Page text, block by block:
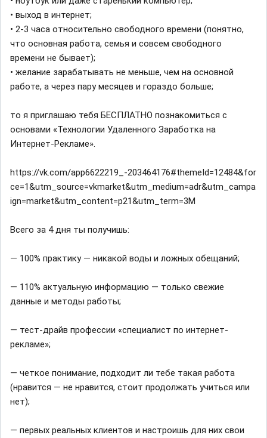
• выход в интернет;
• 2-3 часа относительно свободного времени (понятно,
что основная работа, семья и совсем свободного
времени не бывает);
• желание зарабатывать не меньше, чем на основной
работе, а через пару месяцев и гораздо больше;
то я приглашаю тебя БЕСПЛАТНО познакомиться с
основами «Технологии Удаленного Заработка на
Интернет-Рекламе».
https://vk.com/app6622219_-203464176#themeId=12484&for
ce=1&utm_source=vkmarket&utm_medium=adr&utm_campa
ign=market&utm_content=p21&utm_term=3M
Всего за 4 дня ты получишь:
— 100% практику — никакой воды и ложных обещаний;
— 110% актуальную информацию — только свежие
данные и методы работы;
— тест-драйв профессии «специалист по интернет-
рекламе»;
— четкое понимание, подходит ли тебе такая работа
(нравится — не нравится, стоит продолжать учиться или
нет);
— первых реальных клиентов и настроишь для них свои